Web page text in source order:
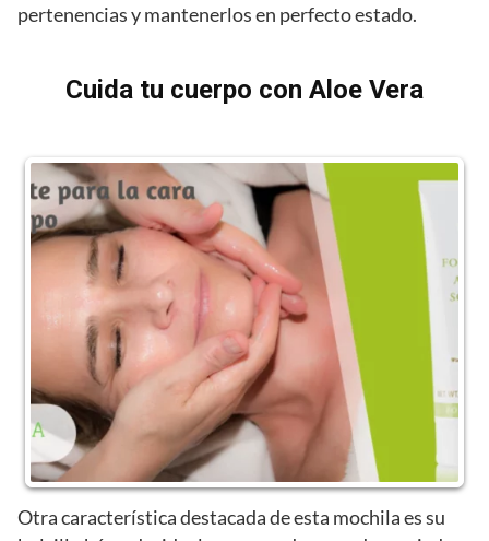
pertenencias y mantenerlos en perfecto estado.
Cuida tu cuerpo con Aloe Vera
Otra característica destacada de esta mochila es su